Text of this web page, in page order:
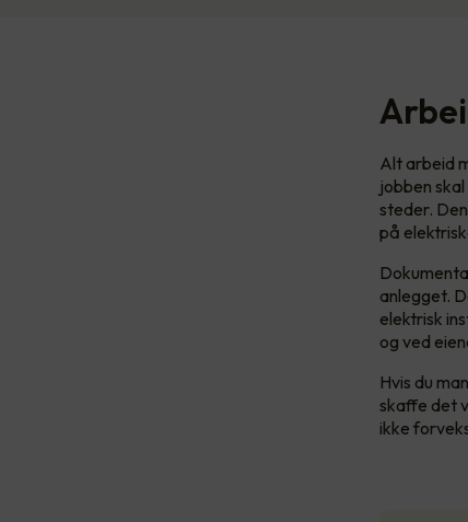
Alt arbeid
jobben
steder.
på
anlegget.
elektrisk
og ved
Hvis du
skaffe det
ikke